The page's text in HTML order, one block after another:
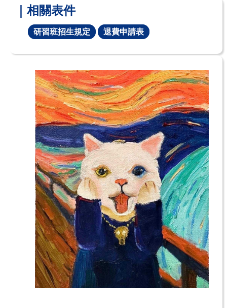
｜相關表件
研習班招生規定 退費申請表